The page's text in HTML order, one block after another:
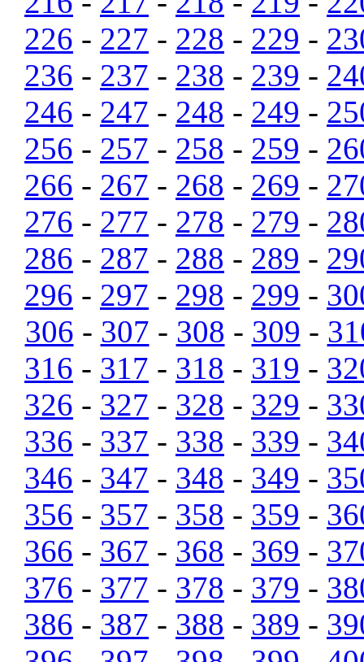
226 - 227 - 228 - 229 -
236 - 237 - 238 - 239 -
246 - 247 - 248 - 249 -
256 - 257 - 258 - 259 -
266 - 267 - 268 - 269 -
276 - 277 - 278 - 279 -
286 - 287 - 288 - 289 -
296 - 297 - 298 - 299 -
306 - 307 - 308 - 309 -
316 - 317 - 318 - 319 -
326 - 327 - 328 - 329 -
336 - 337 - 338 - 339 -
346 - 347 - 348 - 349 -
356 - 357 - 358 - 359 -
366 - 367 - 368 - 369 -
376 - 377 - 378 - 379 -
386 - 387 - 388 - 389 -